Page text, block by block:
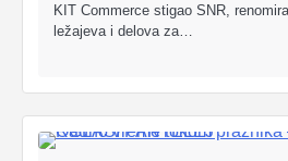
KIT Commerce stigao SNR,
ležajeva i delova za…